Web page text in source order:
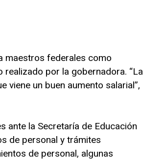
maestros federales como
por la gobernadora. “La
viene un buen aumento salarial”,
ante la Secretaría de Educación
de personal y trámites
de personal, algunas